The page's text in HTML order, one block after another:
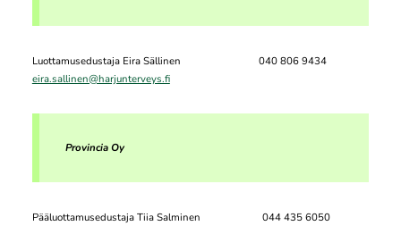
Luottamusedustaja Eira Sällinen 040 806 9434
eira.sallinen@harjunterveys.fi
Provincia Oy
Pääluottamusedustaja Tiia Salminen 044 435 6050